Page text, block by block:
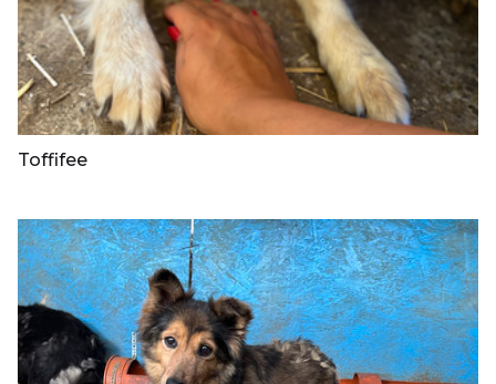
Toffifee